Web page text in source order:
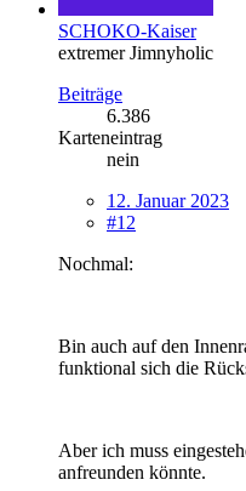
SCHOKO-Kaiser
extremer Jimnyholic
Beiträge
6.386
Karteneintrag
nein
12. Januar 2023
#12
Nochmal:
Bin auch auf den
funktional sich die
Aber ich muss
anfreunden könnte.